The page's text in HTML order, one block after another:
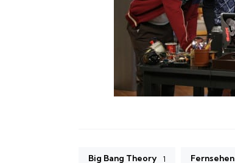
Big Bang Theory 1 Fernsehen